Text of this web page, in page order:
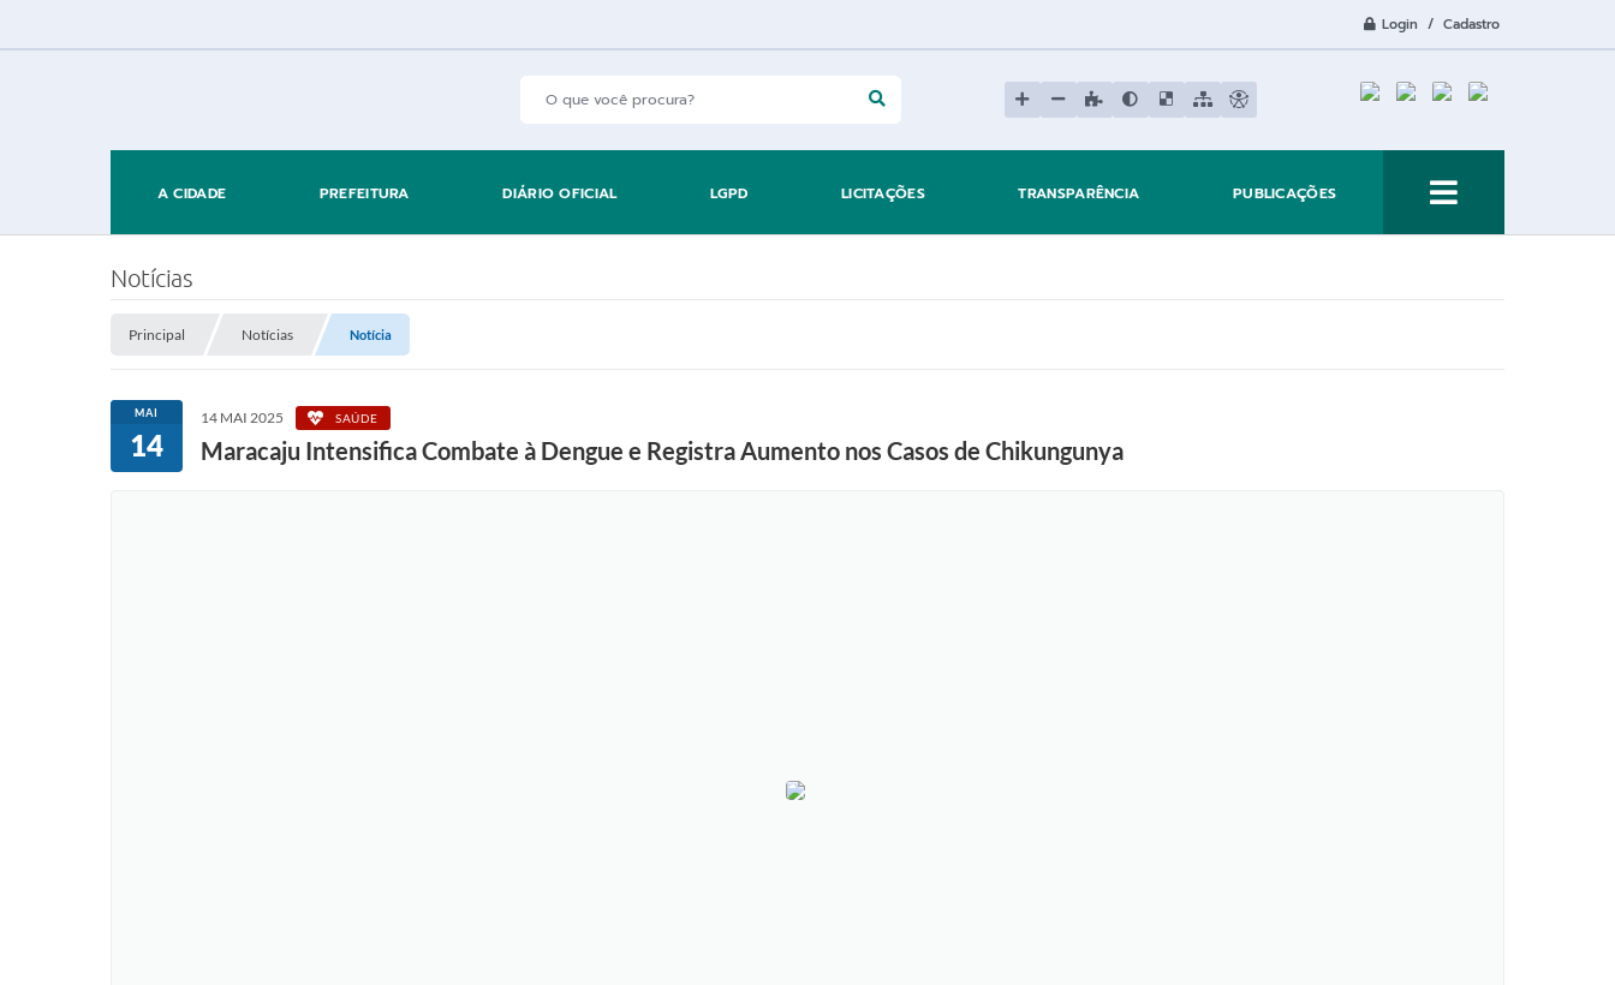
Login / Cadastro
A CIDADE PREFEITURA DIÁRIO OFICIAL LGPD LICITAÇÕES TRANSPARÊNCIA PUBLICAÇÕES
Notícias
Principal Notícias Notícia
MAI
14
14 MAI 2025 SAÚDE
Maracaju Intensifica Combate à Dengue e Registra Aumento nos Casos de Chikungunya